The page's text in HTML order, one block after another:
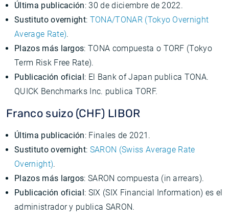
Última publicación: 30 de diciembre de 2022.
Sustituto overnight: TONA/TONAR (Tokyo Overnight
Average Rate).
Plazos más largos: TONA compuesta o TORF (Tokyo
Term Risk Free Rate).
Publicación oficial: El Bank of Japan publica TONA.
QUICK Benchmarks Inc. publica TORF.
Franco suizo (CHF) LIBOR
Última publicación: Finales de 2021.
Sustituto overnight: SARON (Swiss Average Rate
Overnight).
Plazos más largos: SARON compuesta (in arrears).
Publicación oficial: SIX (SIX Financial Information) es el
administrador y publica SARON.